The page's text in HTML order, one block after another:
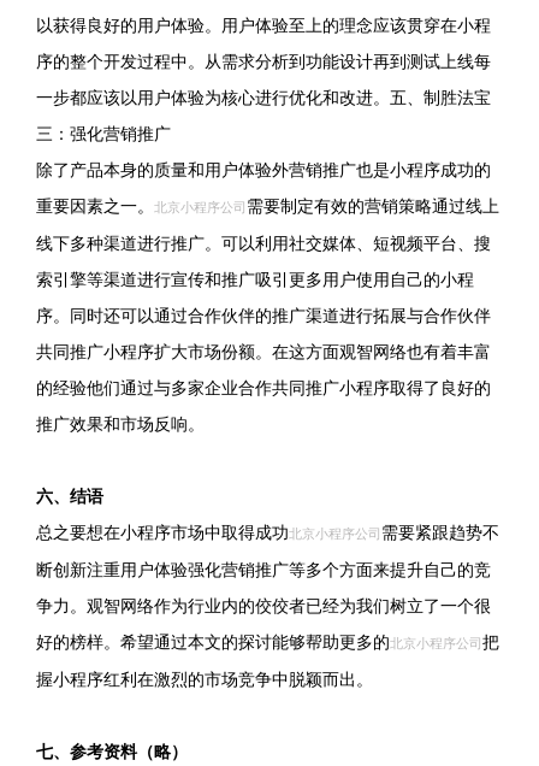
以获得良好的用户体验。用户体验至上的理念应该贯穿在小程
序的整个开发过程中。从需求分析到功能设计再到测试上线每
一步都应该以用户体验为核心进行优化和改进。五、制胜法宝
三：强化营销推广
除了产品本身的质量和用户体验外营销推广也是小程序成功的
重要因素之一。
北京小程序公司 需要制定有效的营销策略通过线上
线下多种渠道进行推广。可以利用社交媒体、短视频平台、搜
索引擎等渠道进行宣传和推广吸引更多用户使用自己的小程
序。同时还可以通过合作伙伴的推广渠道进行拓展与合作伙伴
共同推广小程序扩大市场份额。在这方面观智网络也有着丰富
的经验他们通过与多家企业合作共同推广小程序取得了良好的
推广效果和市场反响。
六、结语
总之要想在小程序市场中取得成功北京小程序公司 需要紧跟趋势不
断创新注重用户体验强化营销推广等多个方面来提升自己的竞
争力。观智网络作为行业内的佼佼者已经为我们树立了一个很
好的榜样。希望通过本文的探讨能够帮助更多的北京小程序公司 把
握小程序红利在激烈的市场竞争中脱颖而出。
七、参考资料（略）